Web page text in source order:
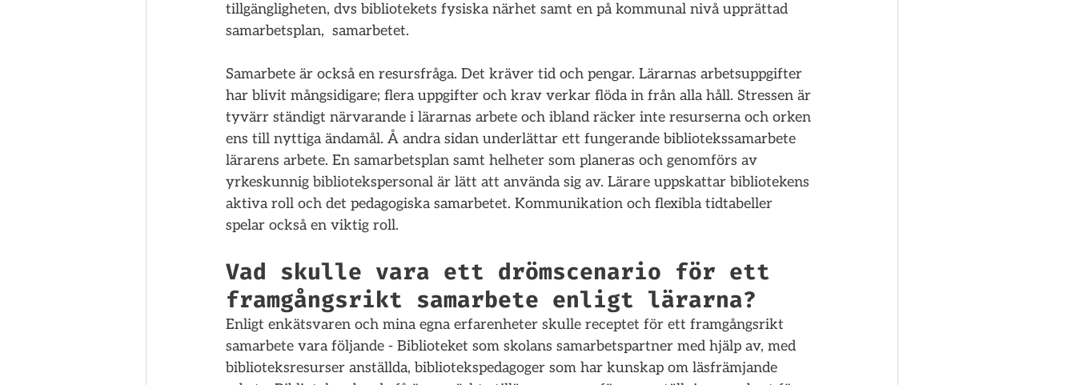
tillgängligheten, dvs bibliotekets fysiska närhet samt en på kommunal nivå upprättad
samarbetsplan,  samarbetet.
Samarbete är också en resursfråga. Det kräver tid och pengar. Lärarnas arbetsuppgifter
har blivit mångsidigare; flera uppgifter och krav verkar flöda in från alla håll. Stressen är
tyvärr ständigt närvarande i lärarnas arbete och ibland räcker inte resurserna och orken
ens till nyttiga ändamål. Å andra sidan underlättar ett fungerande bibliotekssamarbete
lärarens arbete. En samarbetsplan samt helheter som planeras och genomförs av
yrkeskunnig bibliotekspersonal är lätt att använda sig av. Lärare uppskattar bibliotekens
aktiva roll och det pedagogiska samarbetet. Kommunikation och flexibla tidtabeller
spelar också en viktig roll.
Vad skulle vara ett drömscenario för ett
framgångsrikt samarbete enligt lärarna?
Enligt enkätsvaren och mina egna erfarenheter skulle receptet för ett framgångsrikt
samarbete vara följande - Biblioteket som skolans samarbetspartner med hjälp av, med
biblioteksresurser anställda, bibliotekspedagoger som har kunskap om läsfrämjande